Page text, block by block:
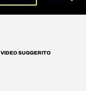
VIDEO SUGGERITO